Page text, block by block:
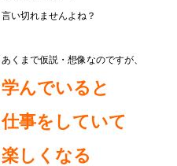
言い切れませんよね？
あくまで仮説・想像なのですが、
学んでいると
仕事をしていて
楽しくなる